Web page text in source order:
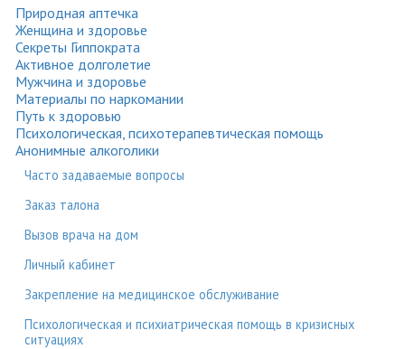
Природная аптечка
Женщина и здоровье
Секреты Гиппократа
Активное долголетие
Мужчина и здоровье
Материалы по наркомании
Путь к здоровью
Психологическая, психотерапевтическая помощь
Анонимные алкоголики
Часто задаваемые вопросы
Заказ талона
Вызов врача на дом
Личный кабинет
Закрепление на медицинское обслуживание
Психологическая и психиатрическая помощь в кризисных
ситуациях